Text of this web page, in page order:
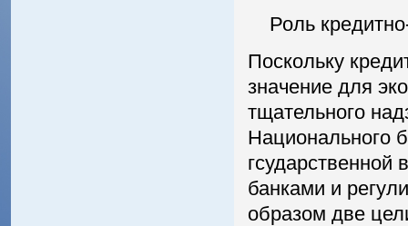
Роль
Поскольку
значение для
тщательного
Национального
гсударственной
банками и
образом две